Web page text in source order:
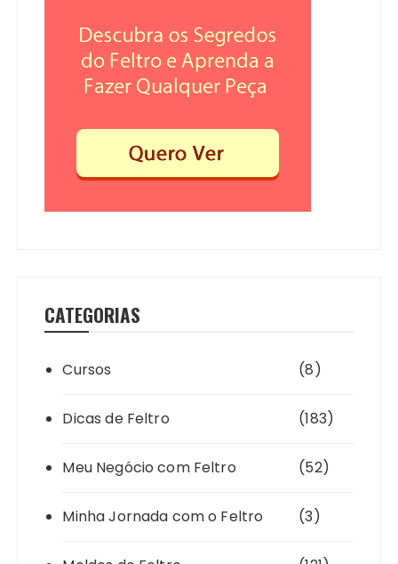
CATEGORIAS
Cursos (8)
Dicas de Feltro (183)
Meu Negócio com Feltro (52)
Minha Jornada com o Feltro (3)